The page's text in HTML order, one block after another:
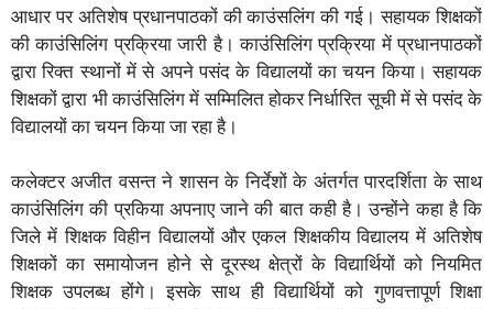
आधार पर अतिशेष प्रधानपाठकों की काउंसलिंग की गई। सहायक शिक्षकों
की काउंसिलिंग प्रक्रिया जारी है। काउंसिलिंग प्रक्रिया में प्रधानपाठकों
द्वारा रिक्त स्थानों में से अपने पसंद के विद्यालयों का चयन किया। सहायक
शिक्षकों द्वारा भी काउंसिलिंग में सम्मिलित होकर निर्धारित सूची में से पसंद के
विद्यालयों का चयन किया जा रहा है।
कलेक्टर अजीत वसन्त ने शासन के निर्देशों के अंतर्गत पारदर्शिता के साथ
काउंसिलिंग की प्रकिया अपनाए जाने की बात कही है। उन्होंने कहा है कि
जिले में शिक्षक विहीन विद्यालयों और एकल शिक्षकीय विद्यालय में अतिशेष
शिक्षकों का समायोजन होने से दूरस्थ क्षेत्रों के विद्यार्थियों को नियमित
शिक्षक उपलब्ध होंगे। इसके साथ ही विद्यार्थियों को गुणवत्तापूर्ण शिक्षा